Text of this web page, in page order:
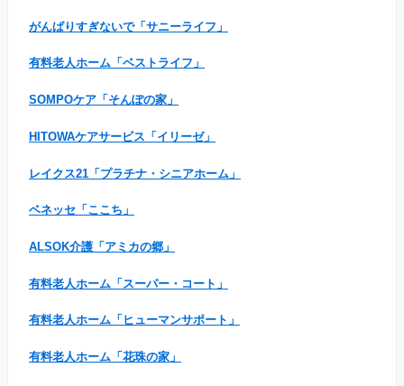
がんばりすぎないで「サニーライフ」
有料老人ホーム「ベストライフ」
SOMPOケア「そんぽの家」
HITOWAケアサービス「イリーゼ」
レイクス21「プラチナ・シニアホーム」
ベネッセ「ここち」
ALSOK介護「アミカの郷」
有料老人ホーム「スーパー・コート」
有料老人ホーム「ヒューマンサポート」
有料老人ホーム「花珠の家」